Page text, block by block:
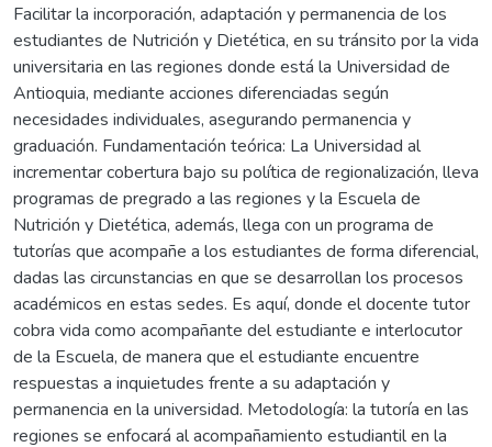
Facilitar la incorporación, adaptación y permanencia de los
estudiantes de Nutrición y Dietética, en su tránsito por la vida
universitaria en las regiones donde está la Universidad de
Antioquia, mediante acciones diferenciadas según
necesidades individuales, asegurando permanencia y
graduación. Fundamentación teórica: La Universidad al
incrementar cobertura bajo su política de regionalización, lleva
programas de pregrado a las regiones y la Escuela de
Nutrición y Dietética, además, llega con un programa de
tutorías que acompañe a los estudiantes de forma diferencial,
dadas las circunstancias en que se desarrollan los procesos
académicos en estas sedes. Es aquí, donde el docente tutor
cobra vida como acompañante del estudiante e interlocutor
de la Escuela, de manera que el estudiante encuentre
respuestas a inquietudes frente a su adaptación y
permanencia en la universidad. Metodología: la tutoría en las
regiones se enfocará al acompañamiento estudiantil en la